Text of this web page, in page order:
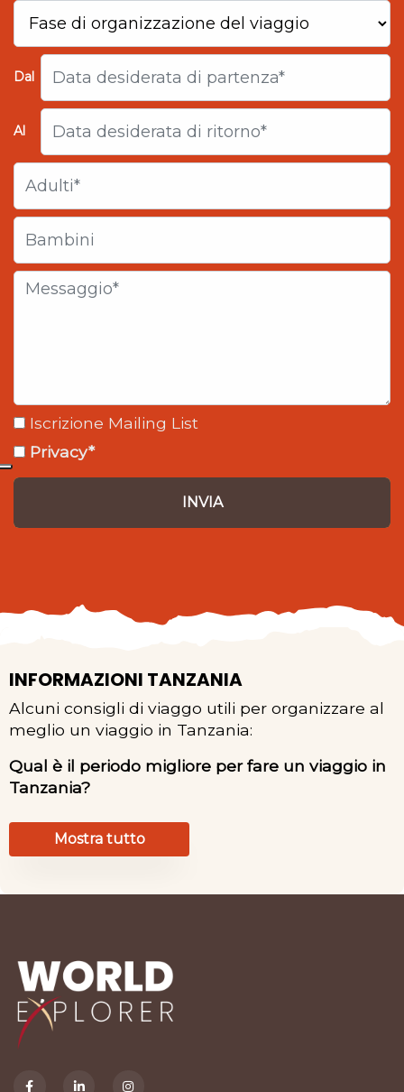
Dal
Al
Iscrizione Mailing List
Privacy*
INVIA
INFORMAZIONI TANZANIA
Alcuni consigli di viaggo utili per organizzare al
meglio un viaggio in Tanzania:
Qual è il periodo migliore per fare un viaggio in
Tanzania?
Mostra tutto